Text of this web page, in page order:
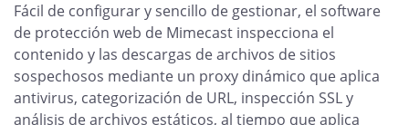
Fácil de configurar y sencillo de gestionar, el software
de protección web de Mimecast inspecciona el
contenido y las descargas de archivos de sitios
sospechosos mediante un proxy dinámico que aplica
antivirus, categorización de URL, inspección SSL y
análisis de archivos estáticos, al tiempo que aplica